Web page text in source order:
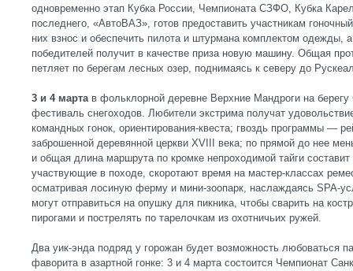
одновременно этап Кубка России, Чемпионата СЗФО, Кубка
последнего, «АвтоВАЗ», готов предоставить участникам
них взнос и обеспечить пилота и штурмана комплектом одежды,
победителей получит в качестве приза новую машину. Общая
петляет по берегам лесных озер, поднимаясь к северу до
3 и 4 мартав фольклорной деревне Верхние Мандроги на берегу
фестиваль снегоходов. Любители экстрима получат
командных гонок, ориентирования-квеста; гвоздь программы —
заброшенной деревянной церкви XVIII века; по прямой до нее
и общая длина маршрута по кромке непроходимой тайги
участвующие в походе, скоротают время на мастер-классах
осматривая лосиную ферму и мини-зоопарк, наслаждаясь SPA-
могут отправиться на опушку для пикника, чтобы сварить на
пирогами и пострелять по тарелочкам из охотничьих ружей.
Два уик-энда подряд у горожан будет возможность любоваться
фаворита в азартной гонке: 3 и 4 марта состоится Чемпионат